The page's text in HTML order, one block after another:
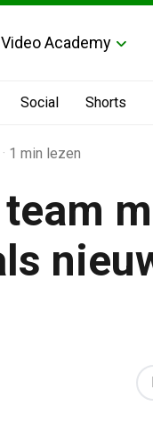
Video Academy
Social Shorts
Manager Benelux
· 1 min lezen